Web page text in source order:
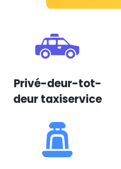
Privé-deur-tot-
deur taxiservice